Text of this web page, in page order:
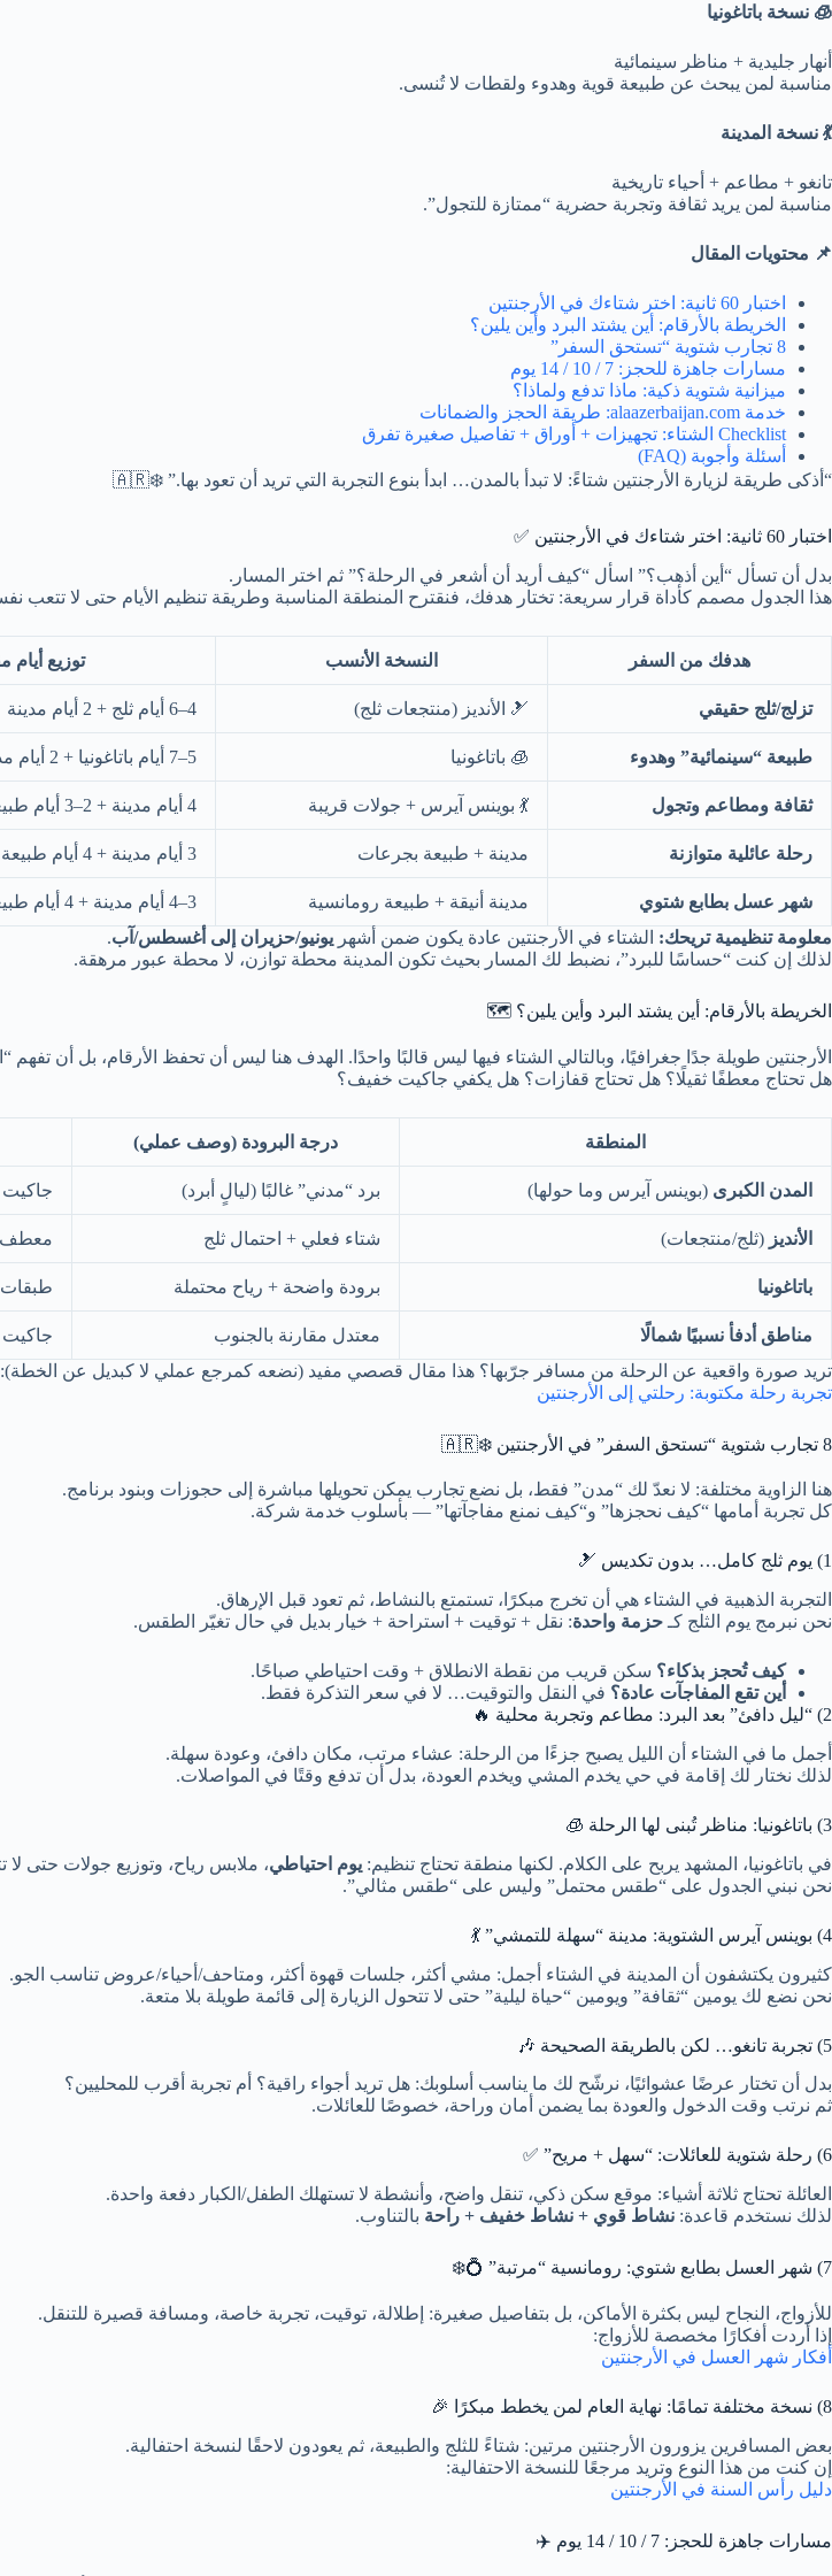
🧊 نسخة باتاغونيا
أنهار جليدية + مناظر سينمائية
مناسبة لمن يبحث عن طبيعة قوية وهدوء ولقطات لا تُنسى.
💃 نسخة المدينة
تانغو + مطاعم + أحياء تاريخية
مناسبة لمن يريد ثقافة وتجربة حضرية “ممتازة للتجول”.
📌 محتويات المقال
اختبار 60 ثانية: اختر شتاءك في الأرجنتين
الخريطة بالأرقام: أين يشتد البرد وأين يلين؟
8 تجارب شتوية “تستحق السفر”
مسارات جاهزة للحجز: 7 / 10 / 14 يوم
ميزانية شتوية ذكية: ماذا تدفع ولماذا؟
خدمة alaazerbaijan.com: طريقة الحجز والضمانات
Checklist الشتاء: تجهيزات + أوراق + تفاصيل صغيرة تفرق
أسئلة وأجوبة (FAQ)
“أذكى طريقة لزيارة الأرجنتين شتاءً: لا تبدأ بالمدن… ابدأ بنوع التجربة التي تريد أن تعود بها.” ❄️🇦🇷
اختبار 60 ثانية: اختر شتاءك في الأرجنتين ✅
بدل أن تسأل “أين أذهب؟” اسأل “كيف أريد أن أشعر في الرحلة؟” ثم اختر المسار.
هذا الجدول مصمم كأداة قرار سريعة: تختار هدفك، فنقترح المنطقة المناسبة وطريقة تنظيم الأيام حتى لا تتعب
هدفك من السفر النسخة الأنسب توزيع أيام
تزلج/ثلج حقيقي 🎿 الأنديز (منتجعات ثلج) 4–6 أيام ثلج + 2 أيام مدينة
طبيعة “سينمائية” وهدوء 🧊 باتاغونيا 5–7 أيام باتاغونيا + 2 أيام مدينة
ثقافة ومطاعم وتجول 💃 بوينس آيرس + جولات قريبة 4 أيام مدينة + 2–3 أيام طبيعة قريبة
رحلة عائلية متوازنة مدينة + طبيعة بجرعات 3 أيام مدينة + 4 أيام طبيعة + راحة
شهر عسل بطابع شتوي مدينة أنيقة + طبيعة رومانسية 3–4 أيام مدينة + 4 أيام طبيعة
معلومة تنظيمية تريحك: الشتاء في الأرجنتين عادة يكون ضمن أشهر يونيو/حزيران إلى أغسطس/آب.
لذلك إن كنت “حساسًا للبرد”، نضبط لك المسار بحيث تكون المدينة محطة توازن، لا محطة عبور مرهقة.
الخريطة بالأرقام: أين يشتد البرد وأين يلين؟ 🗺️
الأرجنتين طويلة جدًا جغرافيًا، وبالتالي الشتاء فيها ليس قالبًا واحدًا. الهدف هنا ليس أن تحفظ الأرقام، بل أن
هل تحتاج معطفًا ثقيلًا؟ هل تحتاج قفازات؟ هل يكفي جاكيت خفيف؟
المنطقة درجة البرودة (وصف عملي)
المدن الكبرى (بوينس آيرس وما حولها) برد “مدني” غالبًا (ليالٍ أبرد)
الأنديز (ثلج/منتجعات) شتاء فعلي + احتمال ثلج معطف
باتاغونيا برودة واضحة + رياح محتملة طبقات
مناطق أدفأ نسبيًا شمالًا معتدل مقارنة بالجنوب جاكيت
تريد صورة واقعية عن الرحلة من مسافر جرّبها؟ هذا مقال قصصي مفيد (نضعه كمرجع عملي لا كبديل عن الخطة):
تجربة رحلة مكتوبة: رحلتي إلى الأرجنتين
8 تجارب شتوية “تستحق السفر” في الأرجنتين ❄️🇦🇷
هنا الزاوية مختلفة: لا نعدّ لك “مدن” فقط، بل نضع تجارب يمكن تحويلها مباشرة إلى حجوزات وبنود برنامج.
كل تجربة أمامها “كيف نحجزها” و“كيف نمنع مفاجآتها” — بأسلوب خدمة شركة.
1) يوم ثلج كامل… بدون تكديس 🎿
التجربة الذهبية في الشتاء هي أن تخرج مبكرًا، تستمتع بالنشاط، ثم تعود قبل الإرهاق.
نحن نبرمج يوم الثلج كـ حزمة واحدة: نقل + توقيت + استراحة + خيار بديل في حال تغيّر الطقس.
كيف تُحجز بذكاء؟ سكن قريب من نقطة الانطلاق + وقت احتياطي صباحًا.
أين تقع المفاجآت عادة؟ في النقل والتوقيت… لا في سعر التذكرة فقط.
2) “ليل دافئ” بعد البرد: مطاعم وتجربة محلية 🔥
أجمل ما في الشتاء أن الليل يصبح جزءًا من الرحلة: عشاء مرتب، مكان دافئ، وعودة سهلة.
لذلك نختار لك إقامة في حي يخدم المشي ويخدم العودة، بدل أن تدفع وقتًا في المواصلات.
3) باتاغونيا: مناظر تُبنى لها الرحلة 🧊
في باتاغونيا، المشهد يربح على الكلام. لكنها منطقة تحتاج تنظيم: يوم احتياطي، ملابس رياح، وتوزيع جولات حتى لا
نحن نبني الجدول على “طقس محتمل” وليس على “طقس مثالي”.
4) بوينس آيرس الشتوية: مدينة “سهلة للتمشي” 💃
كثيرون يكتشفون أن المدينة في الشتاء أجمل: مشي أكثر، جلسات قهوة أكثر، ومتاحف/أحياء/عروض تناسب الجو.
نحن نضع لك يومين “ثقافة” ويومين “حياة ليلية” حتى لا تتحول الزيارة إلى قائمة طويلة بلا متعة.
5) تجربة تانغو… لكن بالطريقة الصحيحة 🎶
بدل أن تختار عرضًا عشوائيًا، نرشّح لك ما يناسب أسلوبك: هل تريد أجواء راقية؟ أم تجربة أقرب للمحليين؟
ثم نرتب وقت الدخول والعودة بما يضمن أمان وراحة، خصوصًا للعائلات.
6) رحلة شتوية للعائلات: “سهل + مريح” ✅
العائلة تحتاج ثلاثة أشياء: موقع سكن ذكي، تنقل واضح، وأنشطة لا تستهلك الطفل/الكبار دفعة واحدة.
لذلك نستخدم قاعدة: نشاط قوي + نشاط خفيف + راحة بالتناوب.
7) شهر العسل بطابع شتوي: رومانسية “مرتبة” 💍❄️
للأزواج، النجاح ليس بكثرة الأماكن، بل بتفاصيل صغيرة: إطلالة، توقيت، تجربة خاصة، ومسافة قصيرة للتنقل.
إذا أردت أفكارًا مخصصة للأزواج:
أفكار شهر العسل في الأرجنتين
8) نسخة مختلفة تمامًا: نهاية العام لمن يخطط مبكرًا 🎉
بعض المسافرين يزورون الأرجنتين مرتين: شتاءً للثلج والطبيعة، ثم يعودون لاحقًا لنسخة احتفالية.
إن كنت من هذا النوع وتريد مرجعًا للنسخة الاحتفالية:
دليل رأس السنة في الأرجنتين
مسارات جاهزة للحجز: 7 / 10 / 14 يوم ✈️